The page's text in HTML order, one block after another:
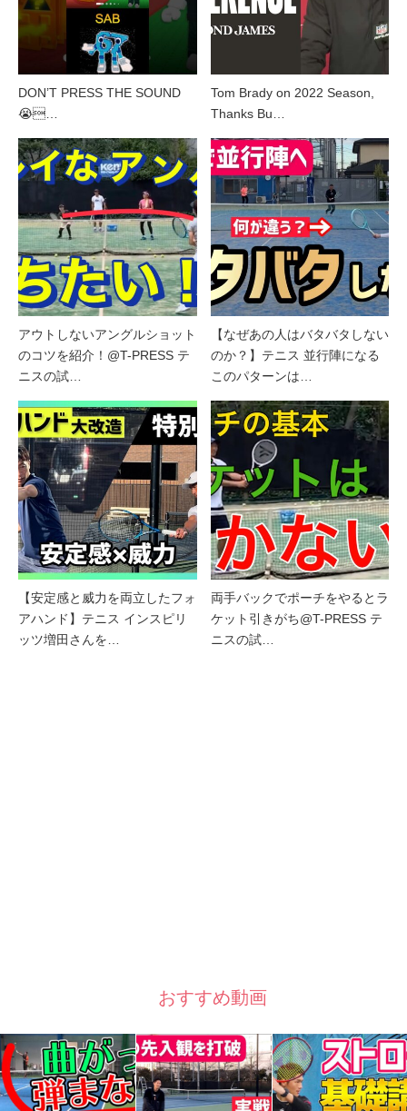
DON’T PRESS THE SOUND
😭…
Tom Brady on 2022 Season,
Thanks Bu…
アウトしないアングルショット
のコツを紹介！@T-PRESS テ
ニスの試…
【なぜあの人はバタバタしない
のか？】テニス 並行陣になる
このパターンは…
【安定感と威力を両立したフォ
アハンド】テニス インスピリ
ッツ増田さんを…
両手バックでポーチをやるとラ
ケット引きがち@T-PRESS テ
ニスの試…
おすすめ動画